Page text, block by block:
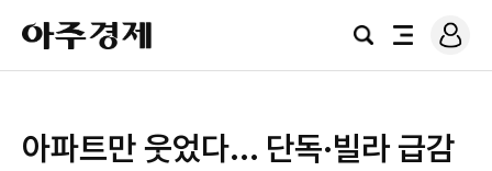
아
주
경
검
전
로
그
아파트만 웃었다... 단독·빌라 급감